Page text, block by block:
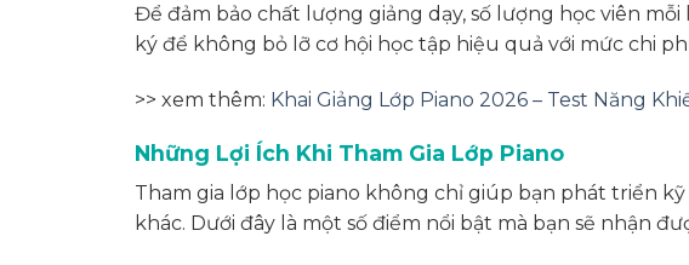
Để đảm bảo chất lượng giảng dạy, số lượng học viên mỗi
ký để không bỏ lỡ cơ hội học tập hiệu quả với mức chi
>> xem thêm: Khai Giảng Lớp Piano 2026 – Test Năng
Những Lợi Ích Khi Tham Gia Lớp Piano
Tham gia lớp học piano không chỉ giúp bạn phát triển
khác. Dưới đây là một số điểm nổi bật mà bạn sẽ nhận